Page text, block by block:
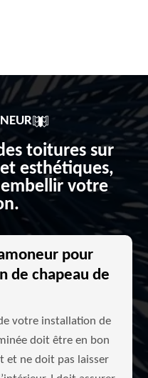
toitures sur
esthétiques,
votre
pour
de chapeau de
votre installation de
doit être en bon
et ne doit pas laisser